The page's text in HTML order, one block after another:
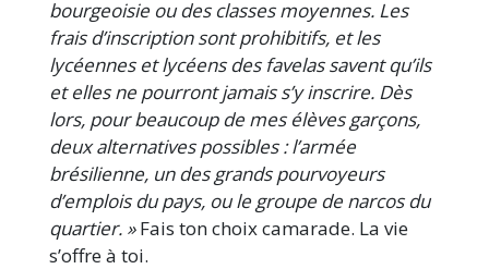
bourgeoisie ou des classes moyennes. Les
frais d’inscription sont prohibitifs, et les
lycéennes et lycéens des favelas savent qu’ils
et elles ne pourront jamais s’y inscrire. Dès
lors, pour beaucoup de mes élèves garçons,
deux alternatives possibles : l’armée
brésilienne, un des grands pourvoyeurs
d’emplois du pays, ou le groupe de narcos du
quartier. »Fais ton choix camarade. La vie
s’offre à toi.